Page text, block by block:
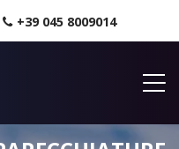
+39 045 8009014